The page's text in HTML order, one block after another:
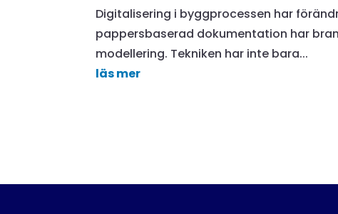
Digitalisering i byggprocessen har
pappersbaserad dokumentation har
modellering. Tekniken har inte bara...
läs mer